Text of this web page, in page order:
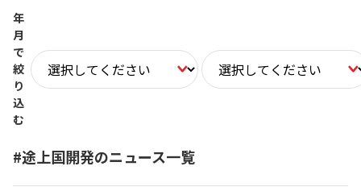
年
月
で
絞
り
込
む
#途上国開発のニュース一覧